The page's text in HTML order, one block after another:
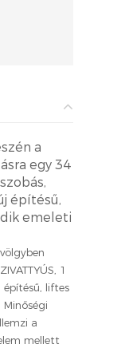
a
egy 34
építésű,
emeleti
1
építésű, liftes
a
mellett